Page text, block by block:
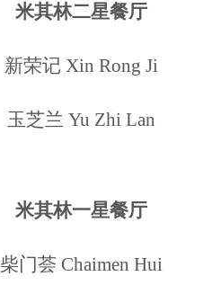
米其林二星餐厅
新荣记 Xin Rong Ji
玉芝兰 Yu Zhi Lan
米其林一星餐厅
柴门荟 Chaimen Hui